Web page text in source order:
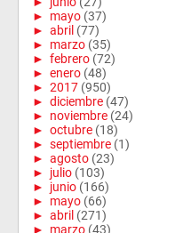
► mayo (37)
► abril (77)
► marzo (35)
► febrero (72)
► enero (48)
► 2017 (950)
► diciembre (47)
► noviembre (24)
► octubre (18)
► septiembre (1)
► agosto (23)
► julio (103)
► junio (166)
► mayo (66)
► abril (271)
► marzo (43)